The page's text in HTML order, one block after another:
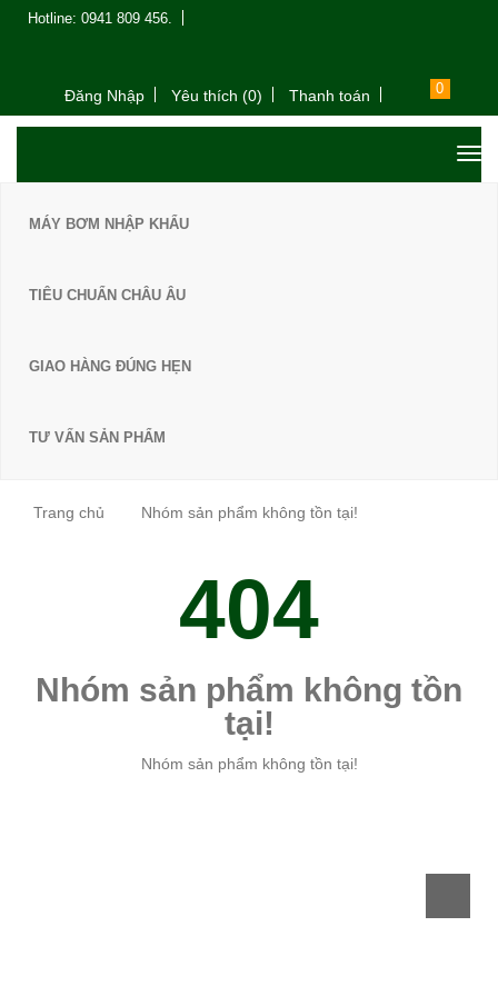
Hotline: 0941 809 456.
Đăng Nhập Yêu thích (0) Thanh toán 0
MÁY BƠM NHẬP KHẨU
TIÊU CHUẨN CHÂU ÂU
GIAO HÀNG ĐÚNG HẸN
TƯ VẤN SẢN PHẨM
Trang chủ Nhóm sản phẩm không tồn tại!
404
Nhóm sản phẩm không tồn
tại!
Nhóm sản phẩm không tồn tại!